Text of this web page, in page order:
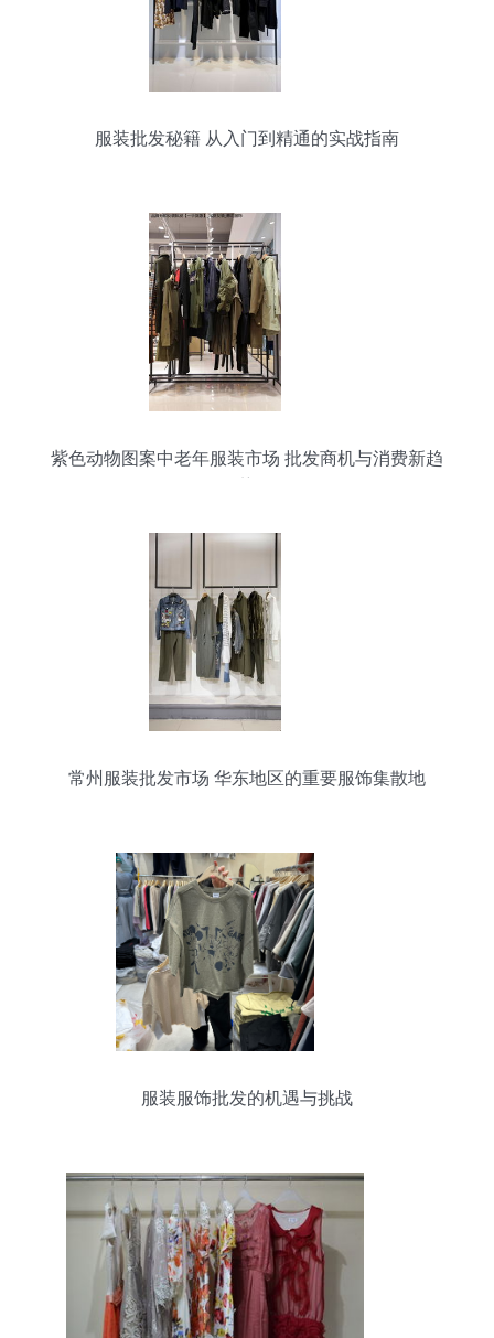
服装批发秘籍 从入门到精通的实战指南
紫色动物图案中老年服装市场 批发商机与消费新趋
常州服装批发市场 华东地区的重要服饰集散地
服装服饰批发的机遇与挑战